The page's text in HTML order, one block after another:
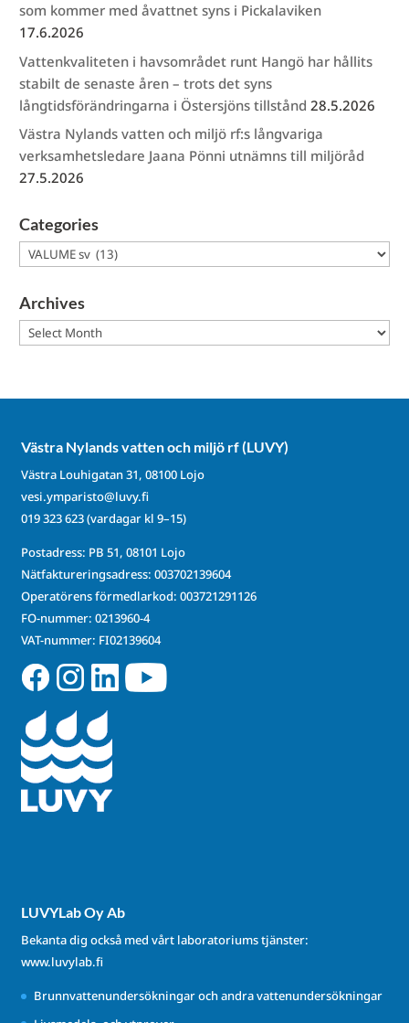
som kommer med åvattnet syns i Pickalaviken
17.6.2026
Vattenkvaliteten i havsområdet runt Hangö har hållits
stabilt de senaste åren – trots det syns
långtidsförändringarna i Östersjöns tillstånd 28.5.2026
Västra Nylands vatten och miljö rf:s långvariga
verksamhetsledare Jaana Pönni utnämns till miljöråd
27.5.2026
Categories
Categories
Archives
Archives
Västra Nylands vatten och miljö rf (LUVY)
Västra Louhigatan 31, 08100 Lojo
vesi.ymparisto@luvy.fi
019 323 623(vardagar kl 9–15)
Postadress: PB 51, 08101 Lojo
Nätfaktureringsadress: 003702139604
Operatörens förmedlarkod: 003721291126
FO-nummer: 0213960-4
VAT-nummer: FI02139604
LUVYLab Oy Ab
Bekanta dig också med vårt laboratoriums tjänster:
www.luvylab.fi
Brunnvattenundersökningar och andra vattenundersökningar